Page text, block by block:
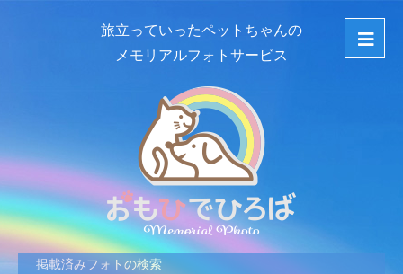
旅立っていったペットちゃんの
メモリアルフォトサービス
掲載済みフォトの検索